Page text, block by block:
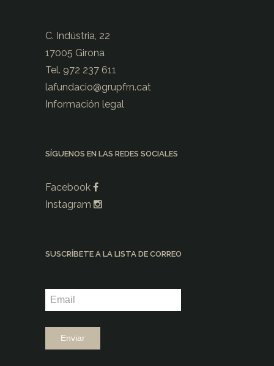
C. Indústria, 22
17005 Girona
Tel. 972 237 611
lafundacio@grupfrn.cat
Información legal
SÍGUENOS EN LAS REDES SOCIALES
Facebook
Instagram
SUSCRÍBETE A LA LISTA DE CORREO